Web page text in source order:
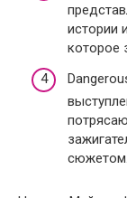
истории
которое
сюжетом.